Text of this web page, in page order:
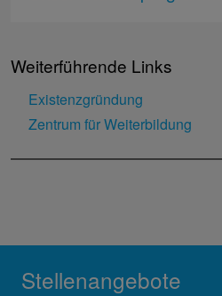
Weiterführende Links
Existenzgründung
Zentrum für Weiterbildung
Stellenangebote